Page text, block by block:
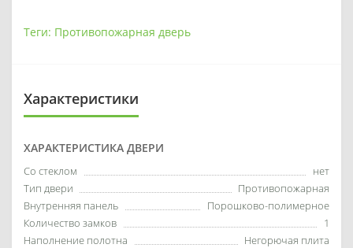
Теги: Противопожарная дверь
Характеристики
ХАРАКТЕРИСТИКА ДВЕРИ
Со стеклом
нет
Тип двери
Противопожарная
Внутренняя панель
Порошково-полимерное
Количество замков
1
Наполнение полотна
Негорючая плита